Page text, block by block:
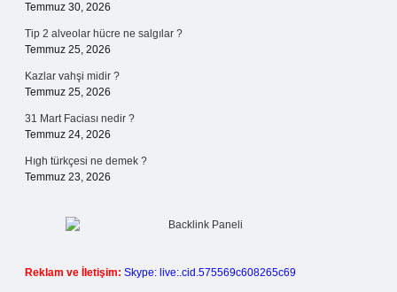
Temmuz 30, 2026
Tip 2 alveolar hücre ne salgılar ?
Temmuz 25, 2026
Kazlar vahşi midir ?
Temmuz 25, 2026
31 Mart Faciası nedir ?
Temmuz 24, 2026
Hıgh türkçesi ne demek ?
Temmuz 23, 2026
Reklam ve İletişim: Skype: live:.cid.575569c608265c69